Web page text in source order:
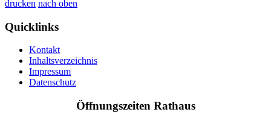
drucken nach oben
Quicklinks
Kontakt
Inhaltsverzeichnis
Impressum
Datenschutz
Öffnungszeiten Rathaus